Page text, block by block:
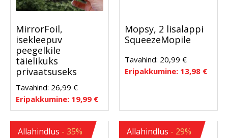
MirrorFoil,
isekleepuv
peegelkile
täielikuks
privaatsuseks
Tavahind: 26,99 €
Eripakkumine: 19,99 €
Mopsy, 2 lisalappi
SqueezeMopile
Tavahind: 20,99 €
Eripakkumine: 13,98 €
Allahindlus - 35% Allahindlus - 29%